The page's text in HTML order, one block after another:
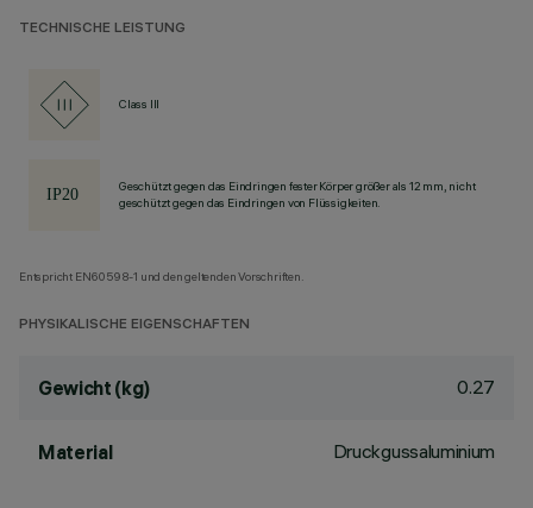
TECHNISCHE LEISTUNG
Class III
Geschützt gegen das Eindringen fester Körper größer als 12 mm, nicht
geschützt gegen das Eindringen von Flüssigkeiten.
Entspricht EN60598-1 und den geltenden Vorschriften.
PHYSIKALISCHE EIGENSCHAFTEN
Gewicht (kg) 0.27
Material Druckgussaluminium